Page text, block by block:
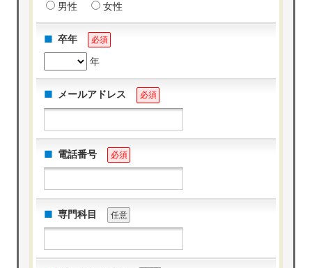
男性 女性
卒年 必須
年
メールアドレス 必須
電話番号 必須
専門科目 任意